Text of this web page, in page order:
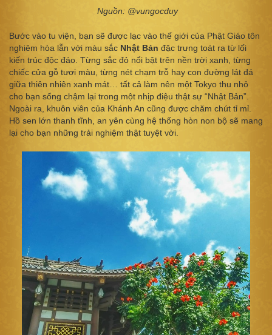
Nguồn: @vungocduy
Bước vào tu viện, bạn sẽ được lạc vào thế giới của Phật Giáo tôn
nghiêm hòa lẫn với màu sắc Nhật Bản đặc trưng toát ra từ lối
kiến trúc độc đáo. Từng sắc đỏ nổi bật trên nền trời xanh, từng
chiếc cửa gỗ tươi màu, từng nét chạm trỗ hay con đường lát đá
giữa thiên nhiên xanh mát… tất cả làm nên một Tokyo thu nhỏ
cho bạn sống chậm lại trong một nhịp điệu thật sự “Nhật Bản”.
Ngoài ra, khuôn viên của Khánh An cũng được chăm chút tỉ mỉ.
Hồ sen lớn thanh tĩnh, an yên cùng hệ thống hòn non bộ sẽ mang
lại cho bạn những trải nghiệm thật tuyệt vời.